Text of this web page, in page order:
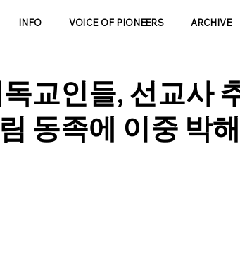
INFO VOICE OF PIONEERS ARCHIVE
교인들, 선교사
동족에 이중 박